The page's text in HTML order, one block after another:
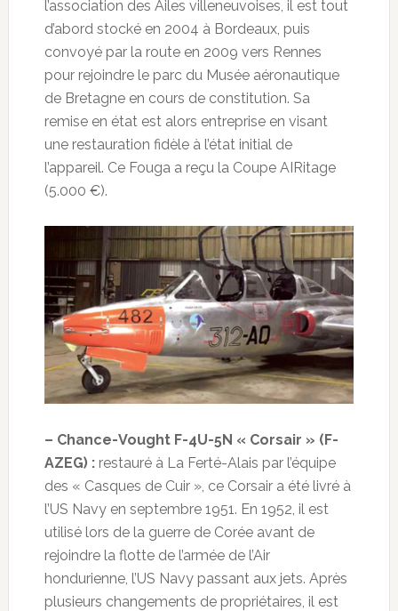
l’association des Ailes villeneuvoises, il est tout
d’abord stocké en 2004 à Bordeaux, puis
convoyé par la route en 2009 vers Rennes
pour rejoindre le parc du Musée aéronautique
de Bretagne en cours de constitution. Sa
remise en état est alors entreprise en visant
une restauration fidèle à l’état initial de
l’appareil. Ce Fouga a reçu la Coupe AIRitage
(5.000 €).
– Chance-Vought F-4U-5N « Corsair » (F-
AZEG) :restauré à La Ferté-Alais par l’équipe
des « Casques de Cuir », ce Corsair a été livré à
l’US Navy en septembre 1951. En 1952, il est
utilisé lors de la guerre de Corée avant de
rejoindre la flotte de l’armée de l’Air
hondurienne, l’US Navy passant aux jets. Après
plusieurs changements de propriétaires, il est